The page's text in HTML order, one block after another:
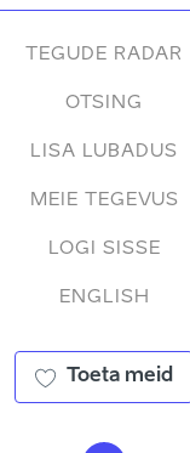
TEGUDE RADAR
OTSING
LISA LUBADUS
MEIE TEGEVUS
LOGI SISSE
ENGLISH
Toeta meid